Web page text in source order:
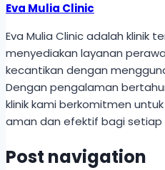
Eva Mulia Clinic
Eva Mulia Clinic adalah klinik
menyediakan layanan
kecantikan dengan
Dengan pengalaman
klinik kami berkomitmen
aman dan efektif bagi setiap
Post navigation